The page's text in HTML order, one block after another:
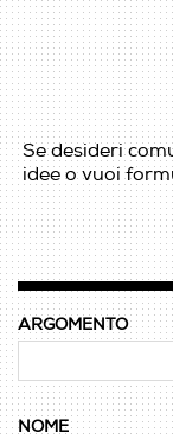
Se desideri
idee o vuoi
ARGOMENTO
NOME